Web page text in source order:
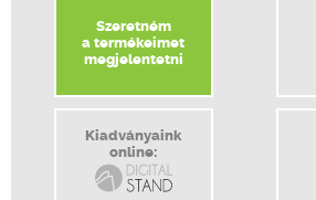
Szeretném
a termékeimet
megjelentetni
Kiadványaink
online: